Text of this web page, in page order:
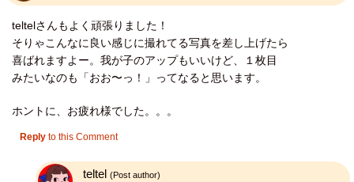
teltelさんもよく頑張りました！
そりゃこんなに良い感じに撮れてる写真を差し上げたら
喜ばれますよー。我が子のアップもいいけど、１枚目
みたいなのも「おお〜っ！」ってなると思います。
ホントに、お疲れ様でした。。。
Reply to this Comment
teltel (Post author)